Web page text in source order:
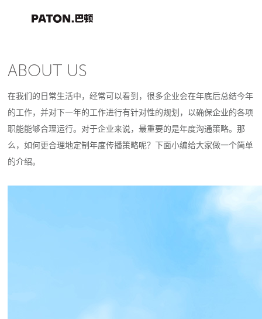
ABOUT US
在我们的日常生活中，经常可以看到，很多企业会在年底后总结今年
的工作，并对下一年的工作进行有针对性的规划，以确保企业的各项
职能能够合理运行。对于企业来说，最重要的是年度沟通策略。那
么，如何更合理地定制年度传播策略呢？下面小编给大家做一个简单
的介绍。